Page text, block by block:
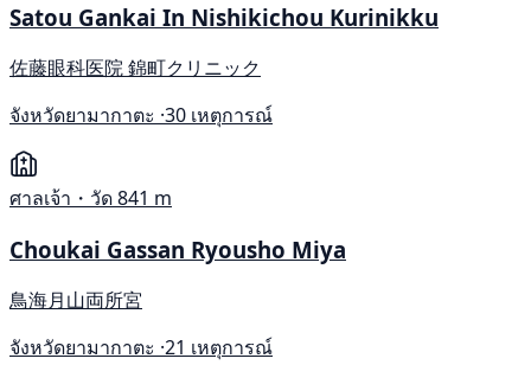
Satou Gankai In Nishikichou Kurinikku
佐藤眼科医院 錦町クリニック
จังหวัดยามากาตะ ·30 เหตุการณ์
ศาลเจ้า・วัด841 m
Choukai Gassan Ryousho Miya
鳥海月山両所宮
จังหวัดยามากาตะ ·21 เหตุการณ์